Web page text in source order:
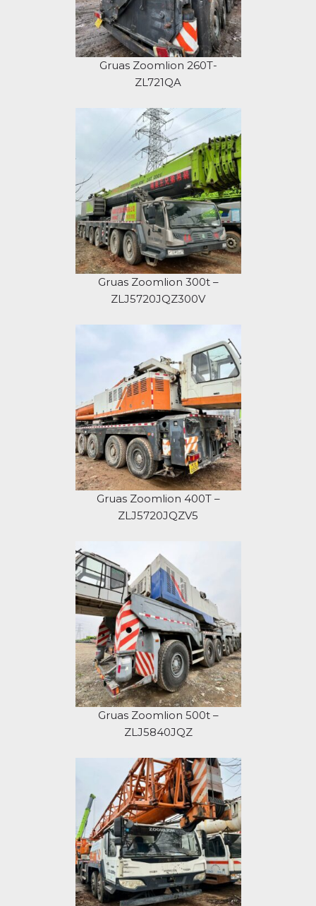
Gruas Zoomlion 260T-
ZL721QA
Gruas Zoomlion 300t –
ZLJ5720JQZ300V
Gruas Zoomlion 400T –
ZLJ5720JQZV5
Gruas Zoomlion 500t –
ZLJ5840JQZ